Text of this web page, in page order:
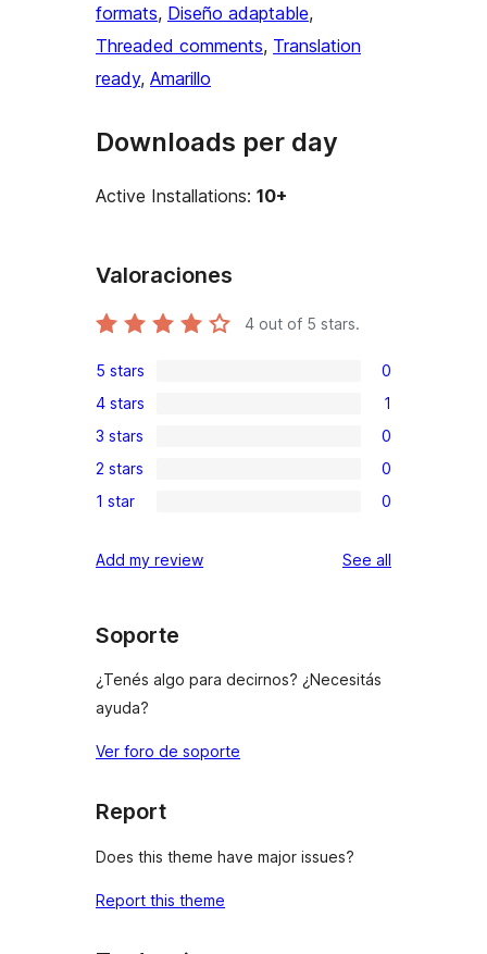
formats, Diseño adaptable
Threaded comments, Translation
ready, Amarillo
Downloads per day
Active Installations: 10+
Valoraciones
4 out of 5 stars.
0
5-
star
reviews
5 stars 0
1
4-
star
review
4 stars 1
0
3-
star
3 stars 0
0
2-
reviews
2 stars 0
0
star
1 star 0
Add my review See all
Soporte
¿Tenés algo para decirnos? ¿Necesitás
ayuda?
Ver foro de soporte
Report
Does this theme have major issues?
Report this theme